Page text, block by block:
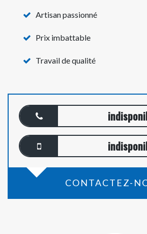
Artisan passionné
Prix imbattable
Travail de qualité
CONTACTEZ-